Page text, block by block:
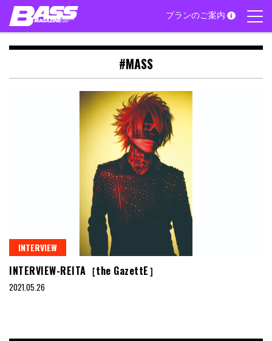
Skip
content
プランのご案内
#MASS
INTERVIEW
INTERVIEW-REITA［the GazettE］
2021.05.26